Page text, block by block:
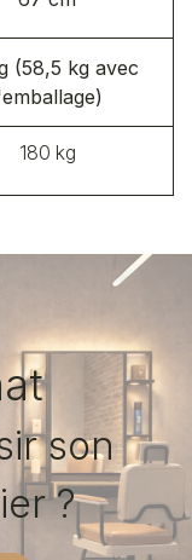
(58,5 kg avec
180 kg
son
?